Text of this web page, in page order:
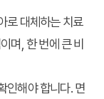
로 대체하는 치료
며, 한 번에 큰 비
인해야 합니다. 면